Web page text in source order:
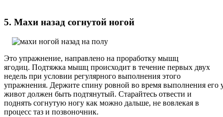
5. Махи назад согнутой ногой
Это упражнение, направлено на проработку мышц
ягодиц. Подтяжка мышц происходит в течение первых двух
недель при условии регулярного выполнения этого
упражнения. Держите спину ровной во время выполнения его
живот должен быть подтянутый. Старайтесь отвести и
поднять согнутую ногу как можно дальше, не вовлекая в
процесс таз и позвоночник.